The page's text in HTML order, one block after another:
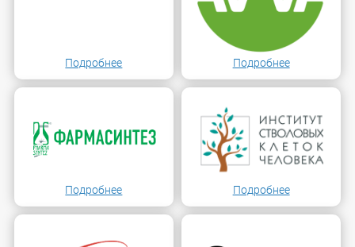
Подробнее Подробнее
Подробнее Подробнее